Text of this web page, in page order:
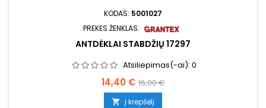
KODAS: 5001027
PREKĖS ŽENKLAS:
ANTDĖKLAI STABDŽIŲ 17297
Atsiliepimas(-ai): 0
Kaina
14,40 € Bazinė
kaina
16,00 €
 Į krepšelį